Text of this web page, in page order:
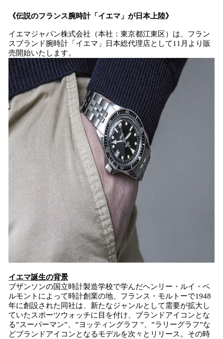
込
中
で
す
《伝説のフランス腕時計「 イエマ 」 が日本上陸》
イエマジャパン株式会社（本社：東京都江東区）は、フラン
スブランド腕時計「イエマ」日本総代理店として11月より販
売開始いたします。
イエマ誕生の背景
ブザンソンの国立時計製造学校で学んだヘンリー・ルイ・ベ
ルモントによって時計創業の地、フランス・モルトーで1948
年に創設された同社は、新たなジャンルとして需要が拡大し
ていたスポーツウォッチに目を付け、ブランドアイコンとな
る”スーパーマン”、”ヨッティングラフ ”、”ラリーグラフ”な
どブランドアイコンとなるモデルを次々とリリース。その時